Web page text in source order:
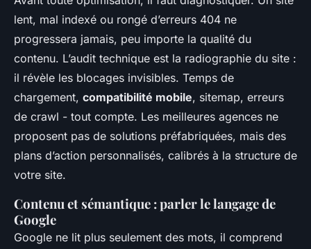
lent, mal indexé ou rongé d’erreurs 404 ne
progressera jamais, peu importe la qualité du
contenu. L’audit technique est la radiographie du site :
il révèle les blocages invisibles. Temps de
chargement, compatibilité mobile, sitemap, erreurs
de crawl - tout compte. Les meilleures agences ne
proposent pas de solutions préfabriquées, mais des
plans d’action personnalisés, calibrés à la structure de
votre site.
Contenu et sémantique : parler le langage de
Google
Google ne lit plus seulement des mots, il comprend